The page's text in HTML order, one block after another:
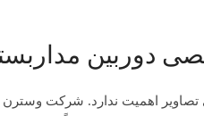
دوربین
اهمیت ندارد. شرکت وسترن